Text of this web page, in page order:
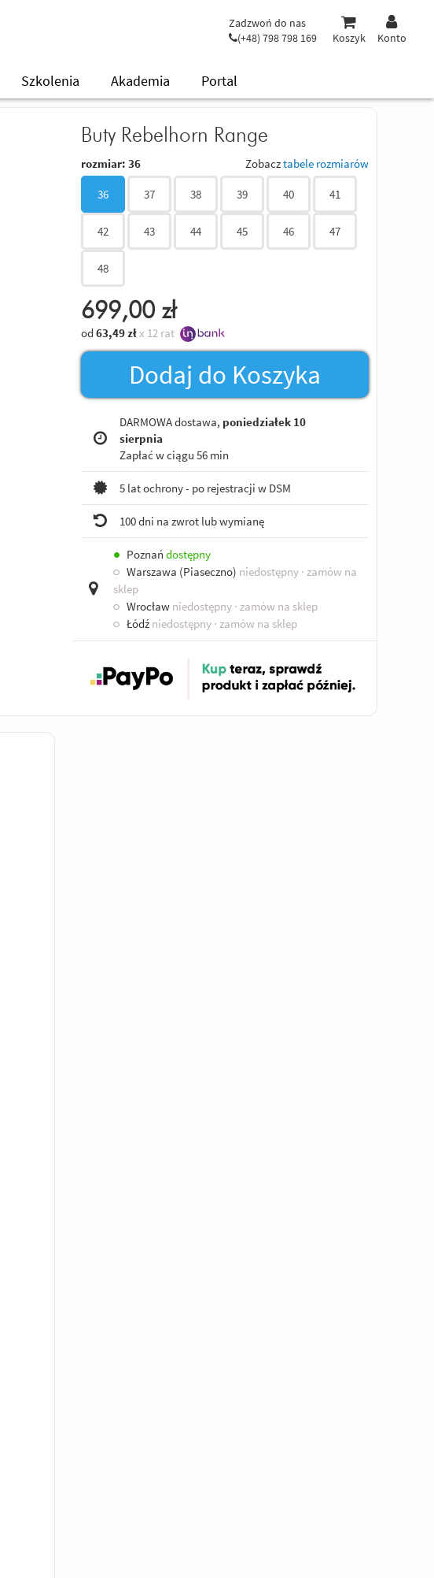
Zadzwoń do nas
(+48) 798 798 169
Koszyk Konto
Szkolenia Akademia Portal
Buty Rebelhorn Range
rozmiar: 36 Zobacztabele rozmiarów
36 37 38 39 40 41
42 43 44 45 46 47
48
699,00 zł
od 63,49 zł x 12 rat
Dodaj do Koszyka
DARMOWA dostawa, poniedziałek 10
sierpnia
Zapłać w ciągu 56 min
5 lat ochrony - po rejestracji w DSM
100 dni na zwrot lub wymianę
● Poznań dostępny
○ Warszawa (Piaseczno) niedostępny · zamów na
sklep
○ Wrocław niedostępny · zamów na sklep
○ Łódź niedostępny · zamów na sklep